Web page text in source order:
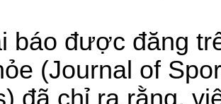
báo được đăng
(Journal of
đã chỉ ra rằng,